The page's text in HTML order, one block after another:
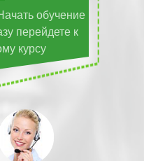
обучение
перейдете к
курсу